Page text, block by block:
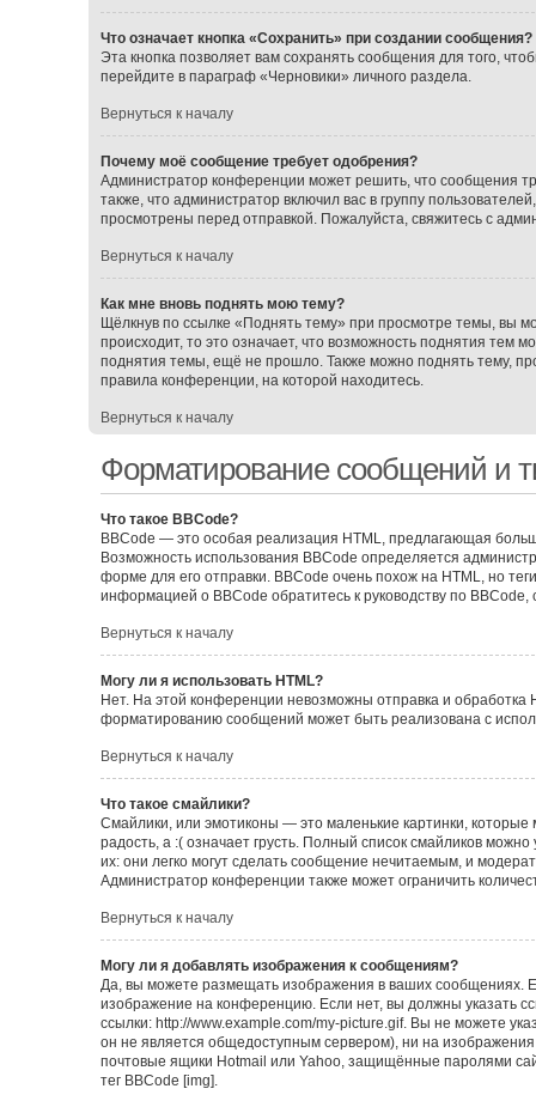
Что означает кнопка «Сохранить» при создании сообщения?
Эта кнопка позволяет вам сохранять сообщения для того,
перейдите в параграф «Черновики» личного раздела.
Вернуться к началу
Почему моё сообщение требует одобрения?
Администратор конференции может решить, что сообщения
также, что администратор включил вас в группу
просмотрены перед отправкой. Пожалуйста, свяжитесь с
Вернуться к началу
Как мне вновь поднять мою тему?
Щёлкнув по ссылке «Поднять тему» при просмотре темы, вы
происходит, то это означает, что возможность поднятия тем
поднятия темы, ещё не прошло. Также можно поднять тему,
правила конференции, на которой находитесь.
Вернуться к началу
Форматирование сообщений и
Что такое BBCode?
BBCode — это особая реализация HTML, предлагающая
Возможность использования BBCode определяется
форме для его отправки. BBCode очень похож на HTML, но
информацией о BBCode обратитесь к руководству по
Вернуться к началу
Могу ли я использовать HTML?
Нет. На этой конференции невозможны отправка и
форматированию сообщений может быть реализована с
Вернуться к началу
Что такое смайлики?
Смайлики, или эмотиконы — это маленькие картинки,
радость, а :( означает грусть. Полный список смайликов
их: они легко могут сделать сообщение нечитаемым, и
Администратор конференции также может ограничить
Вернуться к началу
Могу ли я добавлять изображения к сообщениям?
Да, вы можете размещать изображения в ваших сообщениях.
изображение на конференцию. Если нет, вы должны указать
ссылки: http://www.example.com/my-picture.gif. Вы не можете
он не является общедоступным сервером), ни на
почтовые ящики Hotmail или Yahoo, защищённые паролями
тег BBCode [img].